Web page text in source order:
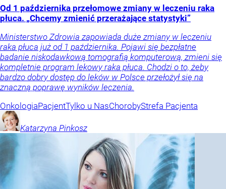
Od 1 października przełomowe zmiany w leczeniu raka
płuca. „Chcemy zmienić przerażające statystyki”
Ministerstwo Zdrowia zapowiada duże zmiany w leczeniu
raka płuca już od 1 października. Pojawi się bezpłatne
badanie niskodawkową tomografią komputerową, zmieni się
kompletnie program lekowy raka płuca. Chodzi o to, żeby
bardzo dobry dostęp do leków w Polsce przełożył się na
znaczną poprawę wyników leczenia.
OnkologiaPacjentTylko u NasChorobyStrefa Pacjenta
Katarzyna Pinkosz